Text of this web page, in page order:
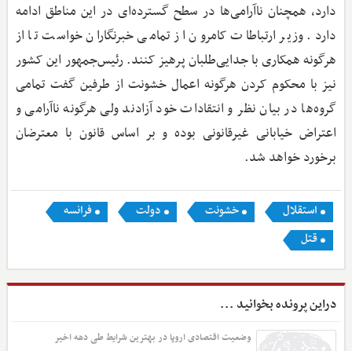
دارد، همچنان ناآرامی‌ها در سطح گسترده‌ای در این مناطق ادامه
دارد. وزیر ارتباطات کامرون از تمامی خبرنگاران خواست تا از
هرگونه همکاری با جدایی‌طلبان پرهیز کنند. رئیس‌جمهور این کشور
نیز با محکوم کردن هرگونه اعمال خشونت از طرفین گفت تمامی
گروه‌ها در بیان نظر و انتقادات خود آزادند ولی هرگونه ناآرامی و
اعتراض خیابانی غیرقانونی بوده و بر اساس قانون با معترضان
برخورد خواهد شد.
استقلال خشونت دولت
فرانسه
قتل
دراین پرونده بخوانید ...
وضعیت اقتصادی اروپا در بهترین شرایط طی دهه اخیر